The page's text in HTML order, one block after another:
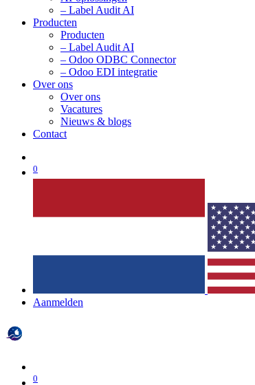
– Label Audit AI
Producten
Producten
– Label Audit AI
– Odoo ODBC Connector
– Odoo EDI integratie
Over ons
Over ons
Vacatures
Nieuws & blogs
Contact
0
Aanmelden
0